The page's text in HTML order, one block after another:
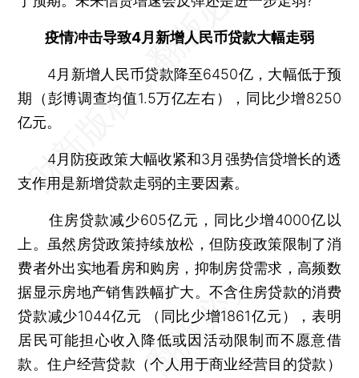
疫情冲击导致4月新增人民币贷款大幅走弱
4月新增人民币贷款降至6450亿，大幅低于预
期（彭博调查均值1.5万亿左右），同比少增8250
亿元。
4月防疫政策大幅收紧和3月强势信贷增长的透
支作用是新增贷款走弱的主要因素。
住房贷款减少605亿元，同比少增4000亿以
上。虽然房贷政策持续放松，但防疫政策限制了消
费者外出实地看房和购房，抑制房贷需求，高频数
据显示房地产销售跌幅扩大。不含住房贷款的消费
贷款减少1044亿元 （同比少增1861亿元），表明
居民可能担心收入降低或因活动限制而不愿意借
款。住户经营贷款（个人用于商业经营目的贷款）